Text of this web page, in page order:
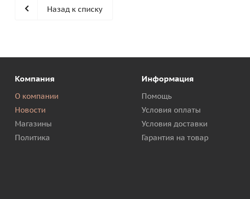
Назад к списку
Компания
О компании
Новости
Магазины
Политика
Информация
Помощь
Условия оплаты
Условия доставки
Гарантия на товар